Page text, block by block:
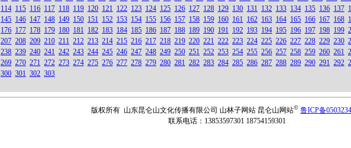
114 115 116 117 118 119 120 121 122 123 124 125 126 127 128 129 130 131 132 133 134 135 136 137
145 146 147 148 149 150 151 152 153 154 155 156 157 158 159 160 161 162 163 164 165 166 167 168
176 177 178 179 180 181 182 183 184 185 186 187 188 189 190 191 192 193 194 195 196 197 198 199
207 208 209 210 211 212 213 214 215 216 217 218 219 220 221 222 223 224 225 226 227 228 229 230
238 239 240 241 242 243 244 245 246 247 248 249 250 251 252 253 254 255 256 257 258 259 260 261
269 270 271 272 273 274 275 276 277 278 279 280 281 282 283 284 285 286 287 288 289 290 291 292
300 301 302 303
版权所有 山东昆仑山文化传播有限公司 山林子网站 昆仑山网站© 鲁ICP备
联系电话：13853597301 18754159301